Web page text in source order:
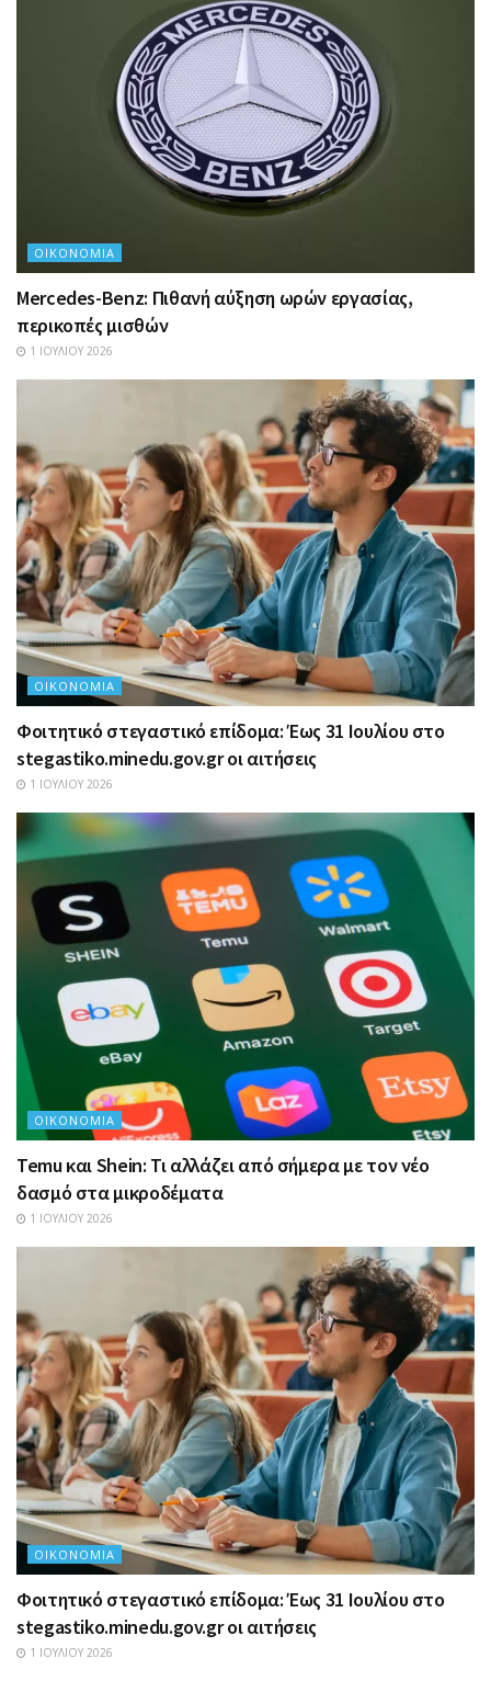
ΟΙΚΟΝΟΜΊΑ
Mercedes-Benz: Πιθανή αύξηση ωρών εργασίας,
περικοπές μισθών
1 ΙΟΥΛΊΟΥ 2026
ΟΙΚΟΝΟΜΊΑ
Φοιτητικό στεγαστικό επίδομα: Έως 31 Ιουλίου στο
stegastiko.minedu.gov.gr οι αιτήσεις
1 ΙΟΥΛΊΟΥ 2026
ΟΙΚΟΝΟΜΊΑ
Temu και Shein: Τι αλλάζει από σήμερα με τον νέο
δασμό στα μικροδέματα
1 ΙΟΥΛΊΟΥ 2026
ΟΙΚΟΝΟΜΊΑ
Φοιτητικό στεγαστικό επίδομα: Έως 31 Ιουλίου στο
stegastiko.minedu.gov.gr οι αιτήσεις
1 ΙΟΥΛΊΟΥ 2026